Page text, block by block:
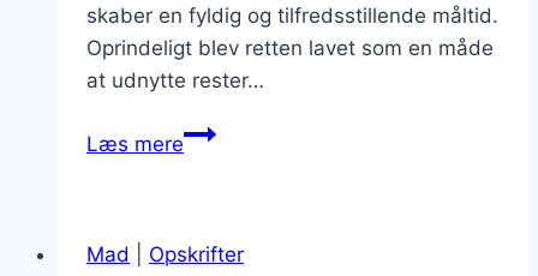
skaber en fyldig og tilfredsstillende måltid.
Oprindeligt blev retten lavet som en måde
at udnytte rester…
Læs mereBrændende
eller
Mad Opskrifter